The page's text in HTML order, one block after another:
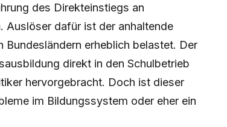
des Direkteinstiegs an
Auslöser dafür ist der anhaltende
Bundesländern erheblich belastet. Der
direkt in den Schulbetrieb
hervorgebracht. Doch ist dieser
im Bildungssystem oder eher ein